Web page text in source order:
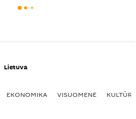
Lietuva
EKONOMIKA VISUOMENĖ KULTŪRA